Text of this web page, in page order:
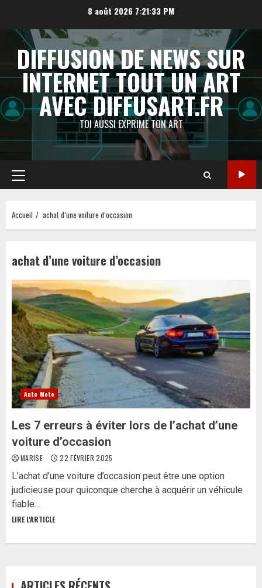
contenu
8 août 2026 7:21:33 PM
DIFFUSION DE NEWS SUR
INTERNET TOUT UN ART
AVEC DIFFUSART.FR
TOI AUSSI EXPRIME TON ART
Menu
principal
Accueil achat d’une voiture d’occasion
achat d’une voiture d’occasion
Auto Moto
Les 7 erreurs à éviter lors de l’achat d’une
voiture d’occasion
MARISE 22 FÉVRIER 2025
L’achat d’une voiture d’occasion peut être une option
judicieuse pour quiconque cherche à acquérir un véhicule
fiable...
LIRE L'ARTICLE